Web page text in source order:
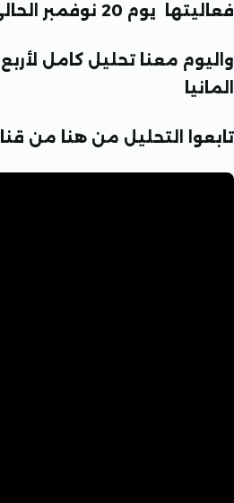
فعاليتها يوم 20 نوفمبر الحالي
واليوم معنا تحليل كامل
المانيا
تابعوا التحليل من هنا من